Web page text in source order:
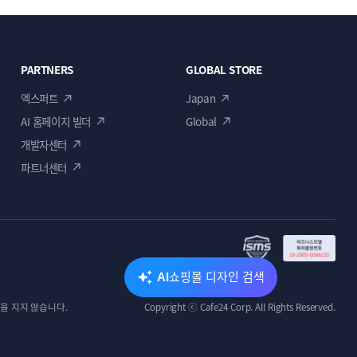
PARTNERS
엑스퍼트
AI 홈페이지 빌더
개발자센터
파트너센터
GLOBAL STORE
Japan
Global
지지 않습니다. Copyright ⓒ Cafe24 Corp. All Rights Reserved.
AI쇼핑몰 디자인 검색